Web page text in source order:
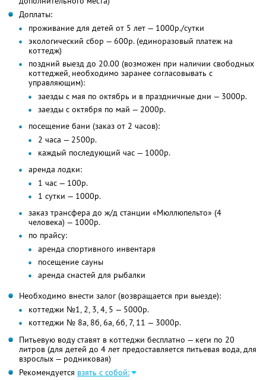
Доплаты:
проживание для детей от 5 лет — 1000р./сутки
экологический сбор — 600р. (единоразовый платеж на
коттедж)
поздний выезд до 20.00 (возможен при наличии свободных
коттеджей, необходимо заранее согласовывать с
управляющим):
заезды с мая по октябрь и в праздничные дни — 3000р.
заезды с октября по май — 2000р.
посещение бани (заказ от 2 часов):
2 часа — 2500р.
каждый последующий час — 1000р.
аренда лодки:
1 час — 100р.
1 сутки — 1000р.
заказ трансфера до ж/д станции «Мюллюпельто» (4
человека) — 1000р.
по прайсу:
аренда спортивного инвентаря
посещение сауны
аренда снастей для рыбалки
Необходимо внести залог (возвращается при выезде):
коттеджи №1, 2, 3, 4, 5 — 5000р.
коттеджи № 8а, 8б, 6а, 6б, 7, 11 — 3000р.
Питьевую воду ставят в коттеджи бесплатно — кеги по 20
литров (для детей до 4 лет предоставляется питьевая вода, для
взрослых — родниковая)
Рекомендуется взять с собой: